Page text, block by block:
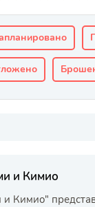
и Кимио
Кимио"